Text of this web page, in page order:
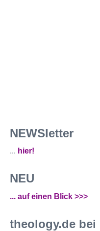
NEWSletter
... hier!
NEU
... auf einen Blick >>>
theology.de bei